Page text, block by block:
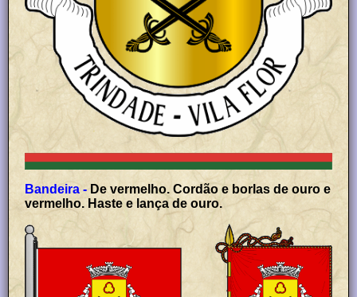
Bandeira - De vermelho. Cordão e borlas de ouro e
vermelho. Haste e lança de ouro.